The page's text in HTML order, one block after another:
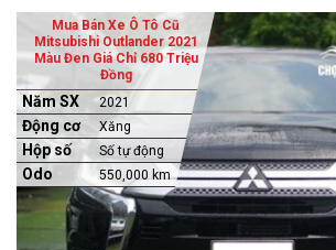
Mua Bán Xe Ô Tô Cũ
Mitsubishi Outlander 2021
Màu Đen Giá Chỉ 680 Triệu
Đồng
Năm SX 2021
Động cơ Xăng
Hộp số Số tự động
Odo 550,000 km